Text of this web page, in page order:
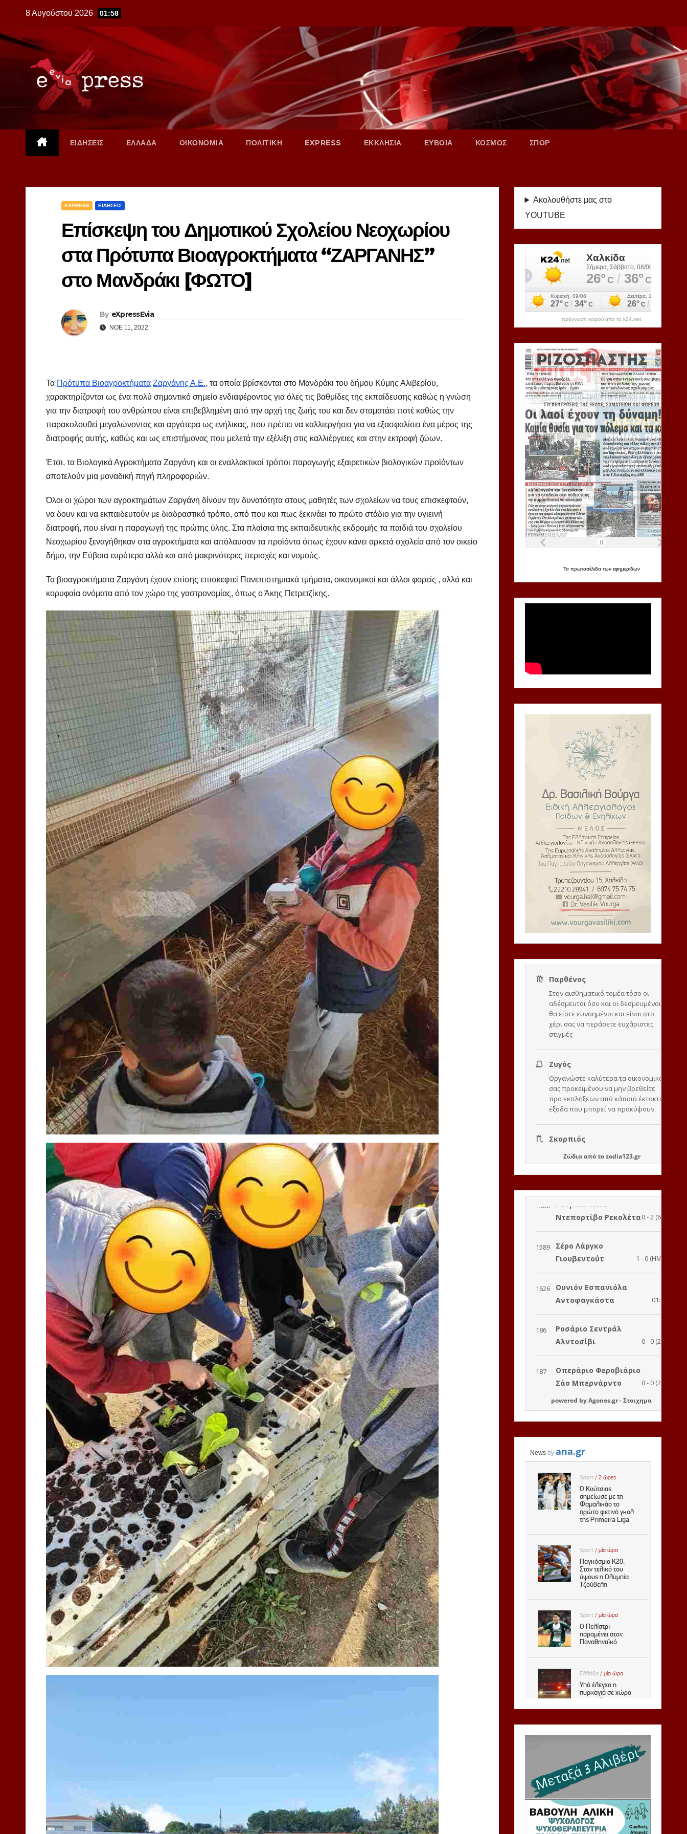
content
8 Αυγούστου 2026 01:58
ΕΙΔΗΣΕΙΣ ΕΛΛΑΔΑ ΟΙΚΟΝΟΜΙΑ ΠΟΛΙΤΙΚΗ EXPRESS ΕΚΚΛΗΣΙΑ ΕΥΒΟΙΑ ΚΟΣΜΟΣ ΣΠΟΡ
EXPRESS ΕΙΔΗΣΕΙΣ
Επίσκεψη του Δημοτικού Σχολείου Νεοχωρίου
στα Πρότυπα Βιοαγροκτήματα “ΖΑΡΓΑΝΗΣ”
στο Μανδράκι [ΦΩΤΟ]
By eXpressEvia
ΝΟΈ 11, 2022
Τα Πρότυπα Βιοαγροκτήματα Ζαργάνης Α.Ε., τα οποία βρίσκονται στο Μανδράκι του δήμου Κύμης Αλιβερίου,
χαρακτηρίζονται ως ένα πολύ σημαντικό σημείο ενδιαφέροντος για όλες τις βαθμίδες της εκπαίδευσης καθώς η γνώση
για την διατροφή του ανθρώπου είναι επιβεβλημένη από την αρχή της ζωής του και δεν σταματάει ποτέ καθώς την
παρακολουθεί μεγαλώνοντας και αργότερα ως ενήλικας, που πρέπει να καλλιεργήσει για να εξασφαλίσει ένα μέρος της
διατροφής αυτής, καθώς και ως επιστήμονας που μελετά την εξέλιξη στις καλλιέργειες και στην εκτροφή ζώων.
Έτσι, τα Βιολογικά Αγροκτήματα Ζαργάνη και οι εναλλακτικοί τρόποι παραγωγής εξαιρετικών βιολογικών προϊόντων
αποτελούν μια μοναδική πηγή πληροφοριών.
Όλοι οι χώροι των αγροκτημάτων Ζαργάνη δίνουν την δυνατότητα στους μαθητές των σχολείων να τους επισκεφτούν,
να δουν και να εκπαιδευτούν με διαδραστικό τρόπο, από που και πως ξεκινάει το πρώτο στάδιο για την υγιεινή
διατροφή, που είναι η παραγωγή της πρώτης ύλης. Στα πλαίσια της εκπαιδευτικής εκδρομής τα παιδιά του σχολείου
Νεοχωρίου ξεναγήθηκαν στα αγροκτήματα και απόλαυσαν τα προϊόντα όπως έχουν κάνει αρκετά σχολεία από τον οικείο
δήμο, την Εύβοια ευρύτερα αλλά και από μακρινότερες περιοχές και νομούς.
Τα βιοαγροκτήματα Ζαργάνη έχουν επίσης επισκεφτεί Πανεπιστημιακά τμήματα, οικονομικοί και άλλοι φορείς , αλλά και
κορυφαία ονόματα από τον χώρο της γαστρονομίας, όπως ο Άκης Πετρετζίκης.
Ακολουθήστε μας στο
YOUTUBE
πρόγνωση καιρού από το k24.net
Τα πρωτοσέλιδα των εφημερίδων
Ζώδιααπό τοzodia123.gr
powered byAgones.gr-Στοιχημα